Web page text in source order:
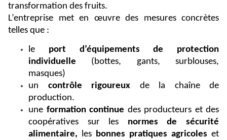
transformation des fruits.
L’entreprise met en œuvre des mesures concrètes
telles que :
le port d’équipements de protection
individuelle (bottes, gants, surblouses,
masques)
un contrôle rigoureux de la chaîne de
production.
une formation continue des producteurs et des
coopératives sur les normes de sécurité
alimentaire, les bonnes pratiques agricoles et